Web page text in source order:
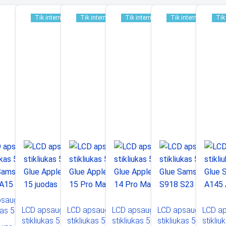
5D Full
Tik internetu
LCD apsauginis
stikliukas 5D Full
Tik internetu
LCD apsauginis
stikliukas 5D Full
Tik internetu
LCD apsauginis
stikliukas 5D Full
Tik internetu
LCD apsauginis
stikliukas 5D Full
Tik
LCD